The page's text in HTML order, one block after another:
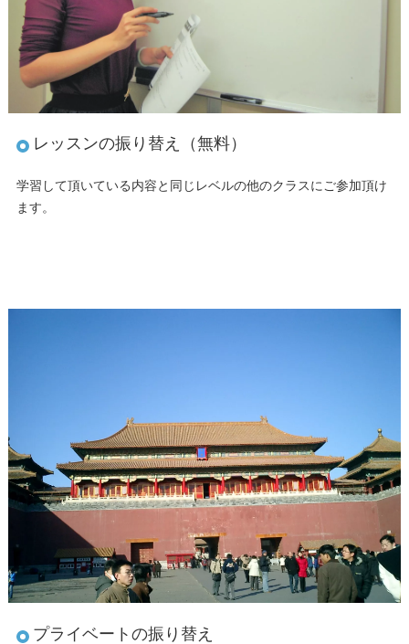
レッスンの振り替え（無料）
学習して頂いている内容と同じレベルの他のクラスにご参加頂け
ます。
プライベートの振り替え